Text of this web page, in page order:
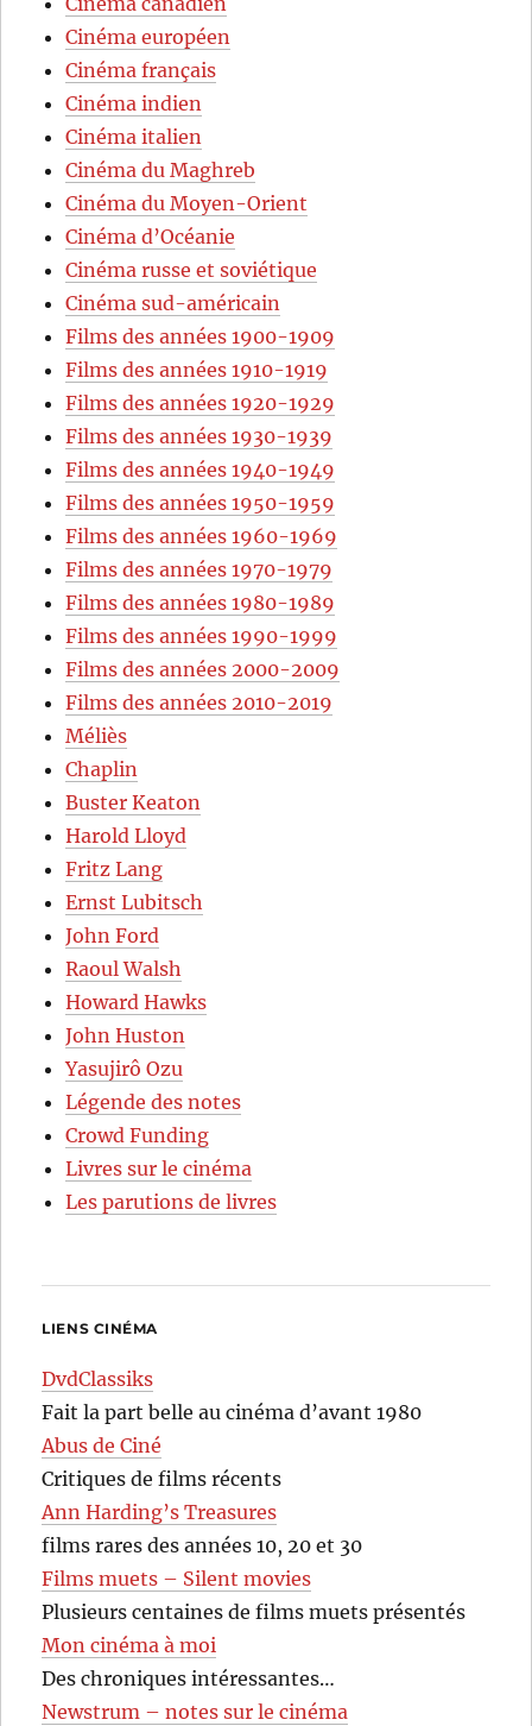
Cinéma européen
Cinéma français
Cinéma indien
Cinéma italien
Cinéma du Maghreb
Cinéma du Moyen-Orient
Cinéma d’Océanie
Cinéma russe et soviétique
Cinéma sud-américain
Films des années 1900-1909
Films des années 1910-1919
Films des années 1920-1929
Films des années 1930-1939
Films des années 1940-1949
Films des années 1950-1959
Films des années 1960-1969
Films des années 1970-1979
Films des années 1980-1989
Films des années 1990-1999
Films des années 2000-2009
Films des années 2010-2019
Méliès
Chaplin
Buster Keaton
Harold Lloyd
Fritz Lang
Ernst Lubitsch
John Ford
Raoul Walsh
Howard Hawks
John Huston
Yasujirô Ozu
Légende des notes
Crowd Funding
Livres sur le cinéma
Les parutions de livres
LIENS CINÉMA
DvdClassiks
Fait la part belle au cinéma d’avant 1980
Abus de Ciné
Critiques de films récents
Ann Harding’s Treasures
films rares des années 10, 20 et 30
Films muets – Silent movies
Plusieurs centaines de films muets présentés
Mon cinéma à moi
Des chroniques intéressantes…
Newstrum – notes sur le cinéma